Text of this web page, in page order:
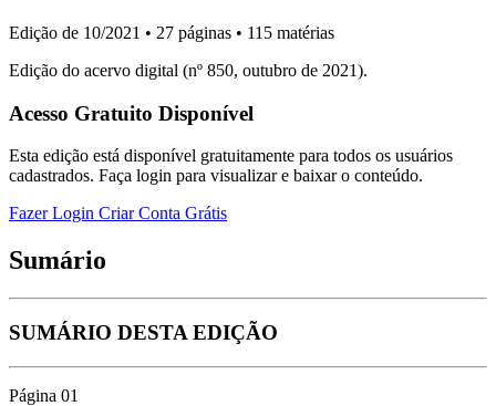
Edição de 10/2021 • 27 páginas • 115 matérias
Edição do acervo digital (nº 850, outubro de 2021).
Acesso Gratuito Disponível
Esta edição está disponível gratuitamente para todos os usuários
cadastrados. Faça login para visualizar e baixar o conteúdo.
Fazer Login Criar Conta Grátis
Sumário
SUMÁRIO DESTA EDIÇÃO
Página 01